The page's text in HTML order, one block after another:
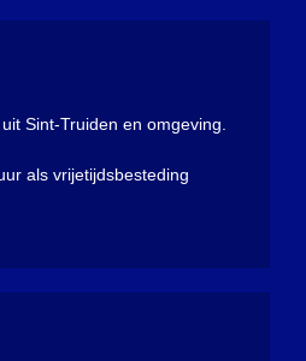
Sint-Truiden en omgeving.
als vrijetijdsbesteding